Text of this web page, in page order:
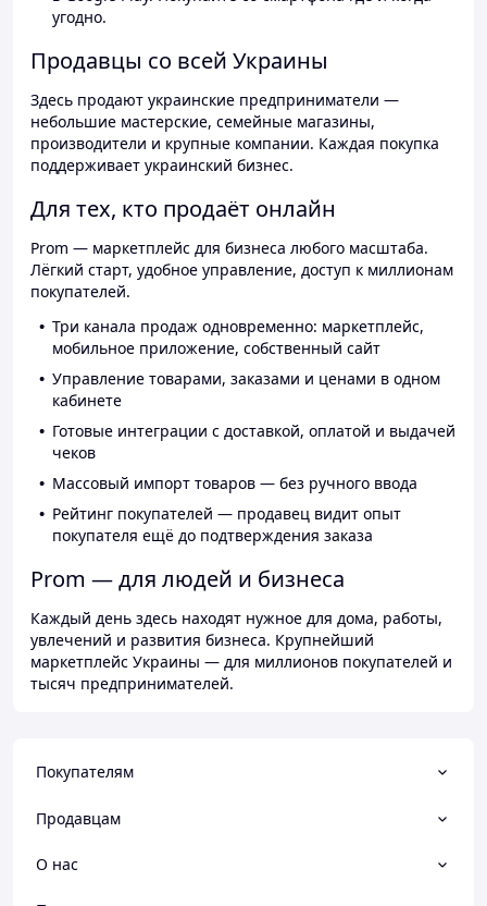
угодно.
Продавцы со всей Украины
Здесь продают украинские предприниматели —
небольшие мастерские, семейные магазины,
производители и крупные компании. Каждая покупка
поддерживает украинский бизнес.
Для тех, кто продаёт онлайн
Prom — маркетплейс для бизнеса любого масштаба.
Лёгкий старт, удобное управление, доступ к миллионам
покупателей.
Три канала продаж одновременно: маркетплейс,
мобильное приложение, собственный сайт
Управление товарами, заказами и ценами в одном
кабинете
Готовые интеграции с доставкой, оплатой и выдачей
чеков
Массовый импорт товаров — без ручного ввода
Рейтинг покупателей — продавец видит опыт
покупателя ещё до подтверждения заказа
Prom — для людей и бизнеса
Каждый день здесь находят нужное для дома, работы,
увлечений и развития бизнеса. Крупнейший
маркетплейс Украины — для миллионов покупателей и
тысяч предпринимателей.
Покупателям
Продавцам
О нас